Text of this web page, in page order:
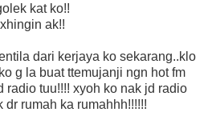
kat ko!!
xhingin ak!!
dari kerjaya ko sekarang..klo
g la buat ttemujanji ngn hot fm
radio tuu!!!! xyoh ko nak jd radio
dr rumah ka rumahhh!!!!!!